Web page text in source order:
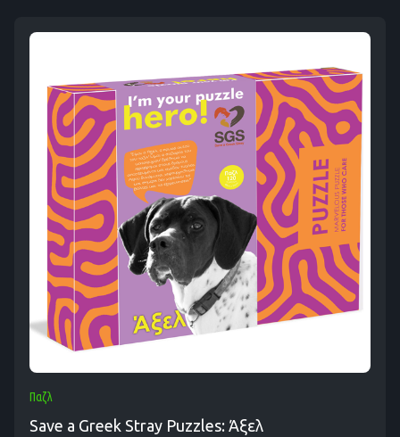
Παζλ
Save a Greek Stray Puzzles: Άξελ